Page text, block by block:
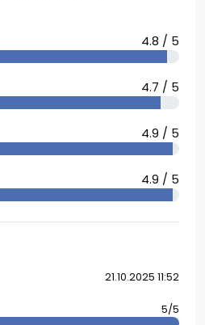
4.8 / 5
4.7 / 5
4.9 / 5
4.9 / 5
21.10.2025 11:52
5/5